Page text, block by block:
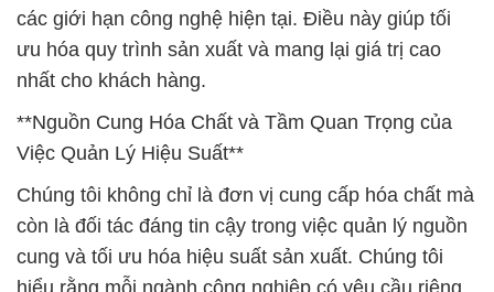
các giới hạn công nghệ hiện tại. Điều này giúp tối
ưu hóa quy trình sản xuất và mang lại giá trị cao
nhất cho khách hàng.
**Nguồn Cung Hóa Chất và Tầm Quan Trọng của
Việc Quản Lý Hiệu Suất**
Chúng tôi không chỉ là đơn vị cung cấp hóa chất mà
còn là đối tác đáng tin cậy trong việc quản lý nguồn
cung và tối ưu hóa hiệu suất sản xuất. Chúng tôi
hiểu rằng mỗi ngành công nghiệp có yêu cầu riêng